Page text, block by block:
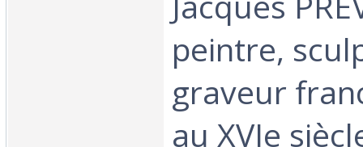
peintre,
graveur
au XVIe